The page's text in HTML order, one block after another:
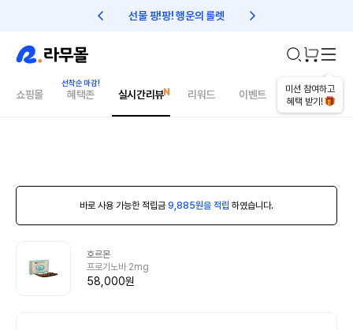
선물 팡!팡! 행운의 룰렛 친구초대 1만원 리워드!
미션 참여하고
혜택 받기!
쇼핑몰 혜택존 실시간리뷰 리워드 이벤트 건강매거진
바로 사용 가능한 적립금 9,885원을 적립 하였습니다.
호르몬
프로기노바 2mg
58,000원